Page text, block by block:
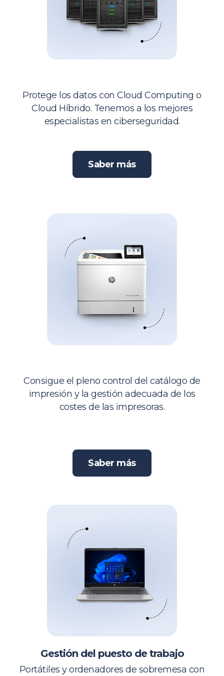
Protege los datos con Cloud Computing o
Cloud Híbrido. Tenemos a los mejores
especialistas en ciberseguridad.
Saber más
Consigue el pleno control del catálogo de
impresión y la gestión adecuada de los
costes de las impresoras.
Saber más
Gestión del puesto de trabajo
Portátiles y ordenadores de sobremesa con